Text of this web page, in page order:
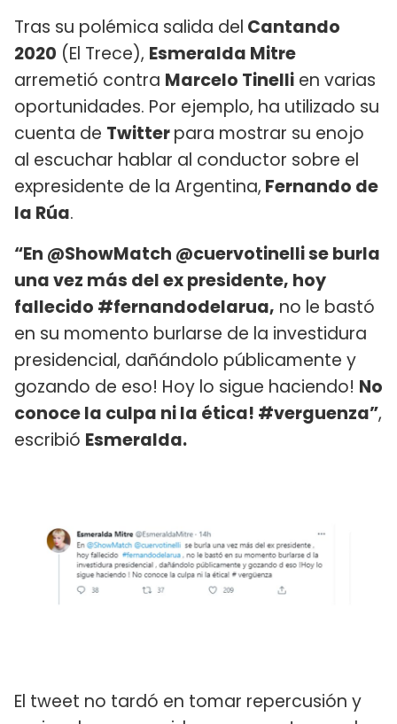
Tras su polémica salida del Cantando
2020 (El Trece), Esmeralda Mitre
arremetió contra Marcelo Tinelli en varias
oportunidades. Por ejemplo, ha utilizado su
cuenta de Twitterpara mostrar su enojo
al escuchar hablar al conductor sobre el
expresidente de la Argentina, Fernando de
la Rúa.
“En @ShowMatch @cuervotinelli se burla
una vez más del ex presidente, hoy
fallecido #fernandodelarua, no le bastó
en su momento burlarse de la investidura
presidencial, dañándolo públicamente y
gozando de eso! Hoy lo sigue haciendo! No
conoce la culpa ni la ética! #verguenza”,
escribió Esmeralda.
El tweet no tardó en tomar repercusión y